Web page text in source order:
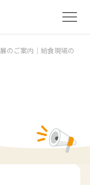
のご案内｜給食現場の